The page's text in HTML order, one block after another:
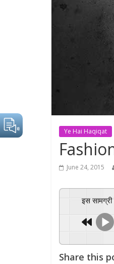
Ye Hai Haqiqat
June 24, 2015
इस
Share this